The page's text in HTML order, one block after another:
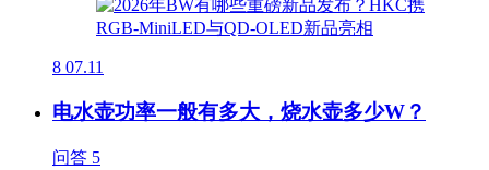
8 07.11
电水壶功率一般有多大，烧水壶多少W？
问答 5